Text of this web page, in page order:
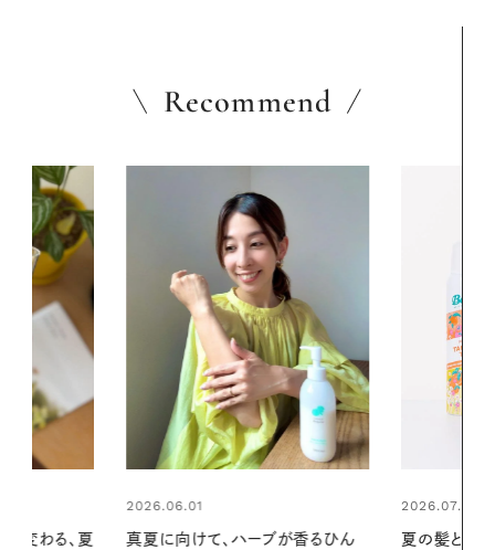
Recommend
が香るひん
2026.07.24
夏の髪と心が瞬時にリフレッシュす